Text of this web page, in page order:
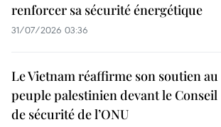
renforcer sa sécurité énergétique
31/07/2026 03:36
Le Vietnam réaffirme son soutien au
peuple palestinien devant le Conseil
de sécurité de l’ONU